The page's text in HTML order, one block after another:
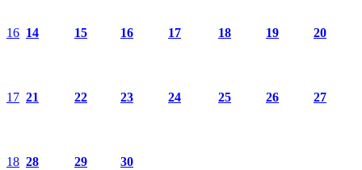
16 14 15 16 17 18 19 20
17 21 22 23 24 25 26 27
18 28 29
30